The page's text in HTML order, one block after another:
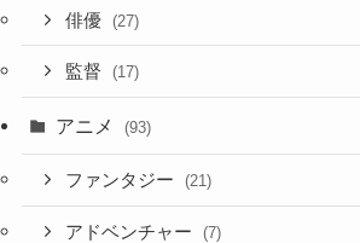
俳優 (27)
監督 (17)
アニメ (93)
ファンタジー (21)
アドベンチャー (7)